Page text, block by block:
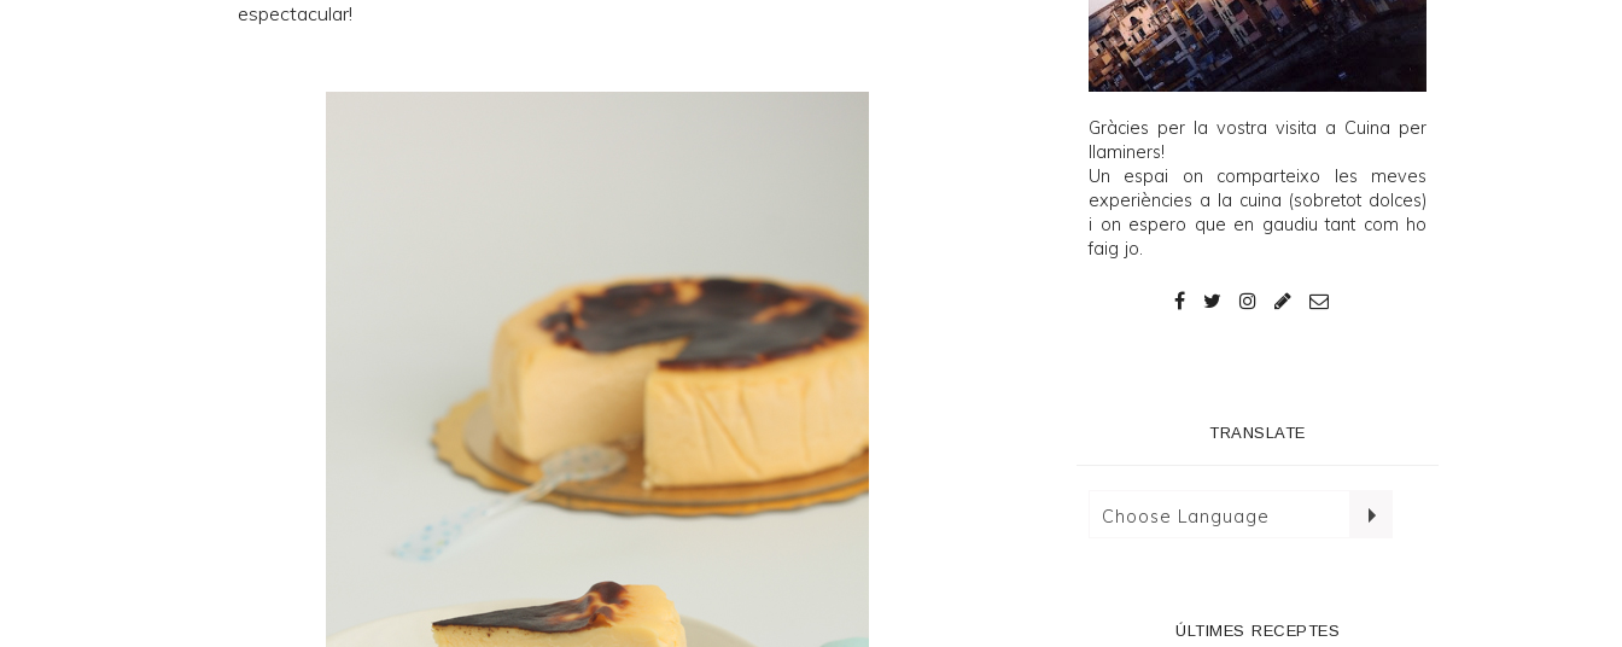
espectacular!
Gràcies per la vostra visita a Cuina per
llaminers!
Un espai on comparteixo les meves
experiències a la cuina (sobretot dolces)
i on espero que en gaudiu tant com ho
faig jo.
TRANSLATE
ÚLTIMES RECEPTES